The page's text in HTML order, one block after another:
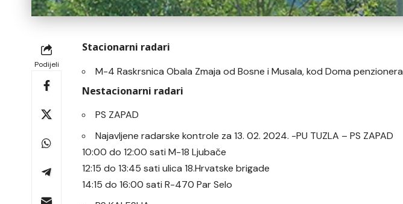
Podijeli
Stacionarni radari
M-4 Raskrsnica Obala Zmaja od Bosne i Musala, kod Doma penzionera
Nestacionarni radari
PS ZAPAD
Najavljene radarske kontrole za 13. 02. 2024. -PU TUZLA – PS ZAPAD
10:00 do 12:00 sati M-18 Ljubače
12:15 do 13:45 sati ulica 18.Hrvatske brigade
14:15 do 16:00 sati R-470 Par Selo